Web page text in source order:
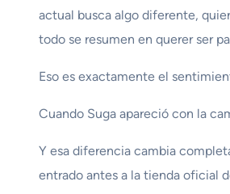
actual busca algo diferente,
todo se resumen en querer ser
Eso es exactamente el
Cuando Suga apareció con la
Y esa diferencia cambia
entrado antes a la tienda oficial